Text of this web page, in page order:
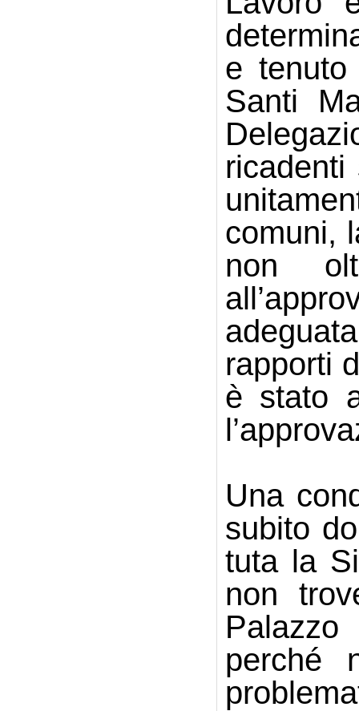
e
Santi
comuni,
non
rapporti
è stato
Una
subito
tuta la
non
Palazzo
perché